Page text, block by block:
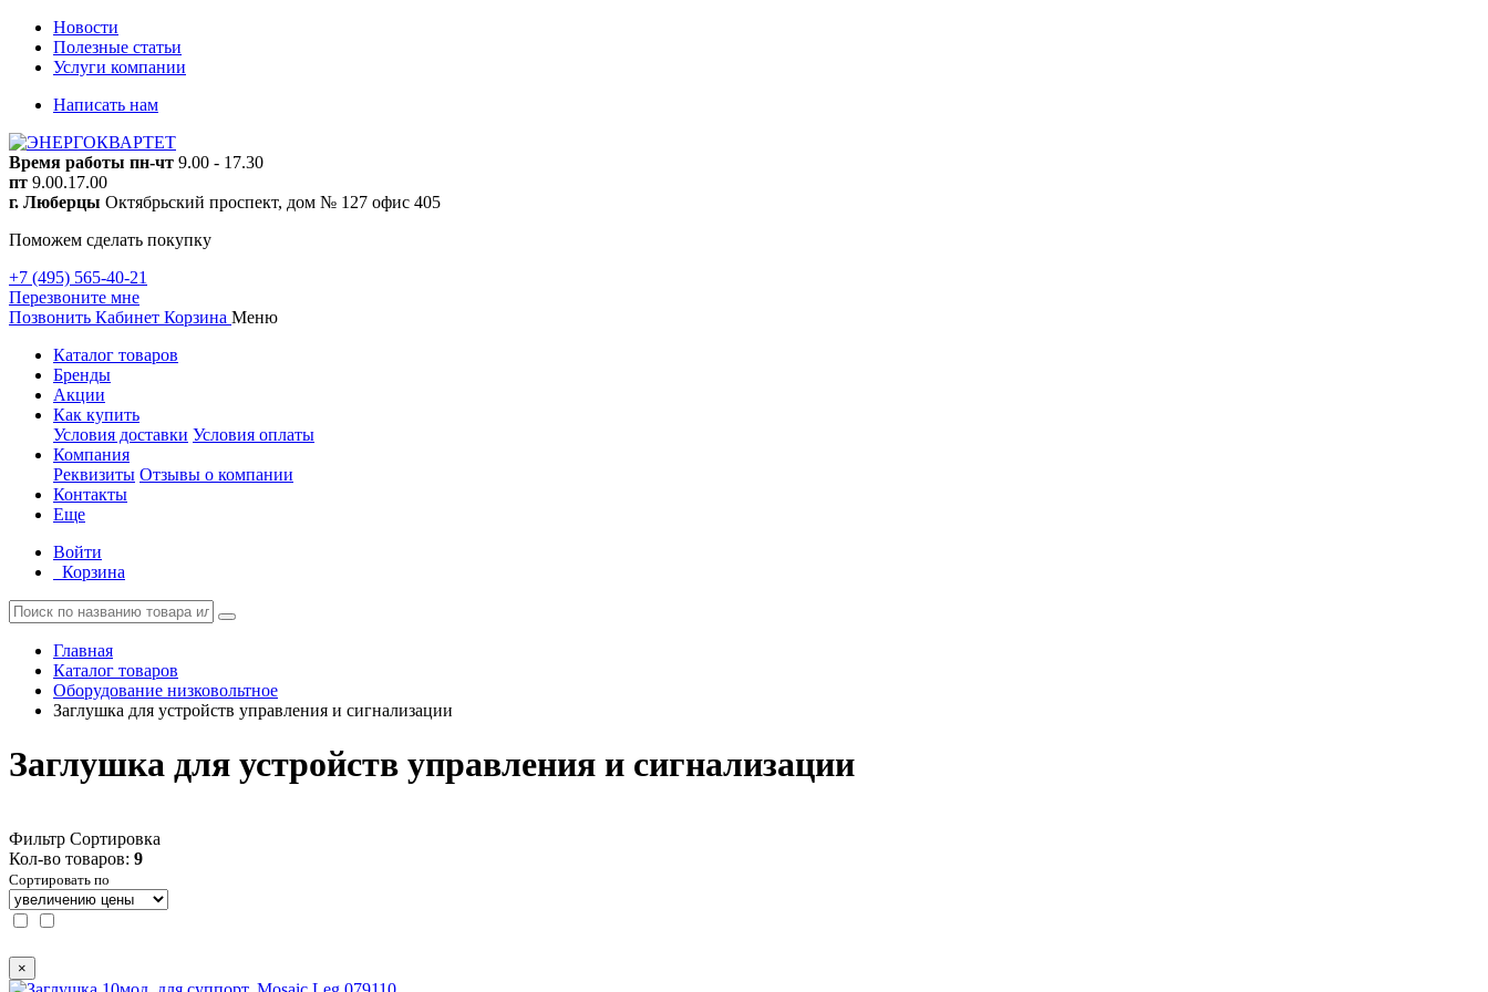
Новости
Полезные статьи
Услуги компании
Написать нам
Время работы пн-чт 9.00 - 17.30
пт 9.00.17.00
г. Люберцы Октябрьский проспект, дом № 127 офис 405
Поможем сделать покупку
+7 (495) 565-40-21
Перезвоните мне
Позвонить Кабинет Корзина Меню
Каталог товаров
Бренды
Акции
Как купить
Условия доставки Условия оплаты
Компания
Реквизиты Отзывы о компании
Контакты
Еще
Войти
Корзина
Главная
Каталог товаров
Оборудование низковольтное
Заглушка для устройств управления и сигнализации
Заглушка для устройств управления и сигнализации
Фильтр Сортировка
Кол-во товаров: 9
Сортировать по
×